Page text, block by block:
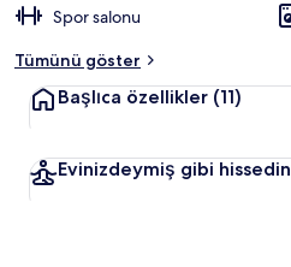
Spor salonu
Tümünü göster
Başlıca özellikler (11)
Evinizdeymiş gibi hissedin